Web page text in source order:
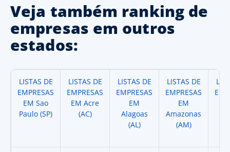
Veja também ranking de
empresas em outros
estados:
LISTAS DE
EMPRESAS
EM Sao
Paulo (SP)
LISTAS DE
EMPRESAS
EM Acre
(AC)
LISTAS DE
EMPRESAS
EM
Alagoas
(AL)
LISTAS DE
EMPRESAS
EM
Amazonas
(AM)